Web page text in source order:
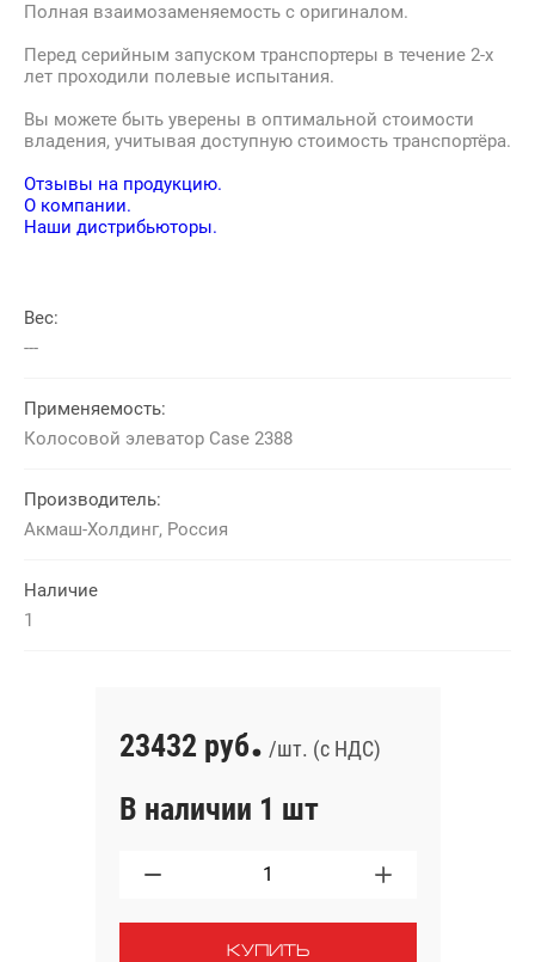
Полная взаимозаменяемость с оригиналом.
Перед серийным запуском транспортеры в течение 2-х
лет проходили полевые испытания.
Вы можете быть уверены в оптимальной стоимости
владения, учитывая доступную стоимость транспортёра.
Отзывы на продукцию.
О компании.
Наши дистрибьюторы.
Вес:
---
Применяемость:
Колосовой элеватор Case 2388
Производитель:
Акмаш-Холдинг, Россия
Наличие
1
23432 руб. /шт. (с НДС)
В наличии 1 шт
КУПИТЬ